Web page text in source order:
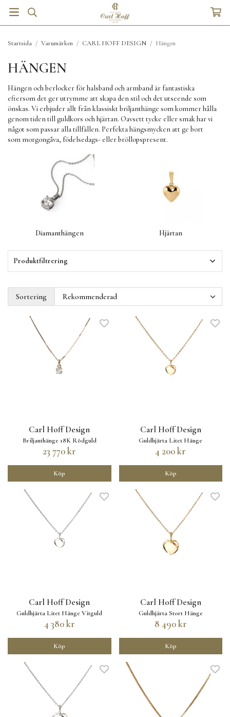
Startsida / Varumärken / CARL HOFF DESIGN / Hängen
HÄNGEN
Hängen och berlocker för halsband och armband är fantastiska
eftersom det ger utrymme att skapa den stil och det utseende som
önskas. Vi erbjuder allt från klassiskt briljanthänge som kommer hålla
genom tiden till guldkors och hjärtan. Oavsett tycke eller smak har vi
något som passar alla tillfällen. Perfekta hängsmycken att ge bort
som morgongåva, födelsedags- eller bröllopspresent.
Diamanthängen Hjärtan
Produktfiltrering
Sortering
Carl Hoff Design
Briljanthänge 18K Rödguld
23 770 kr
Köp
Carl Hoff Design
Guldhjärta Litet Hänge
4 200 kr
Köp
Carl Hoff Design
Guldhjärta Litet Hänge Vitguld
4 380 kr
Köp
Carl Hoff Design
Guldhjärta Stort Hänge
8 490 kr
Köp